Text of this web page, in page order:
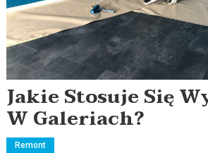
Jakie Stosuje Się
W Galeriach?
Remont